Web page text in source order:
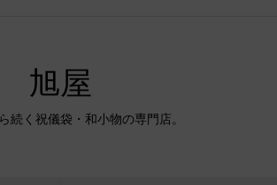
旭屋
続く祝儀袋・和小物の専門店。